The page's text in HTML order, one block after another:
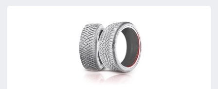
Сбросить
ПОДОБРАТЬ
Сбросить
ПОДОБРАТЬ
Сбросить